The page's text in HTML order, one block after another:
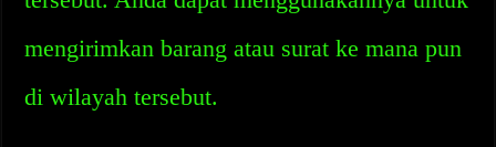
mengirimkan barang atau surat ke mana pun
di wilayah tersebut.